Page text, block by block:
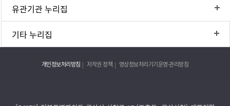
유관기관 누리집
기타 누리집
개인정보처리방침 저작권 정책 영상정보처리기기운영·관리방침